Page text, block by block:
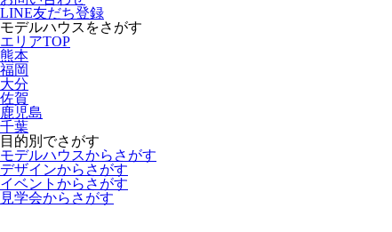
LINE友だち登録
モデルハウスをさがす
エリアTOP
熊本
福岡
大分
佐賀
鹿児島
千葉
目的別でさがす
モデルハウスからさがす
デザインからさがす
イベントからさがす
見学会からさがす